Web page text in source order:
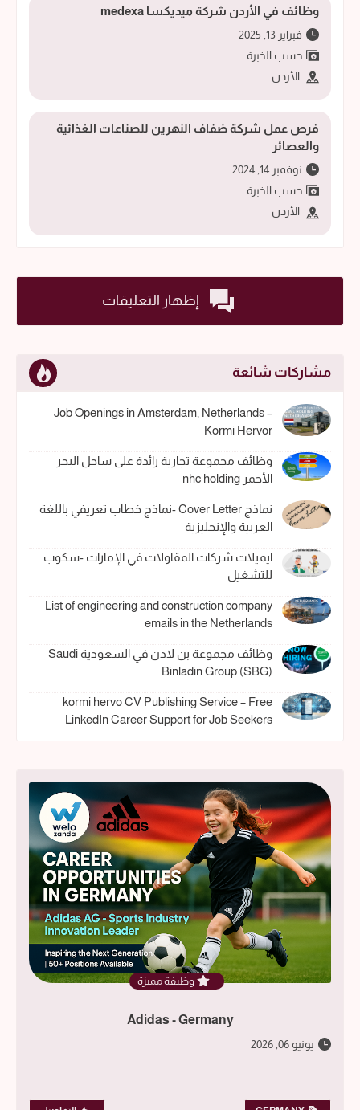
وظائف في الأردن شركة ميديكسا medexa
فبراير 13, 2025
حسب الخبرة
الأردن
فرص عمل شركة ضفاف النهرين للصناعات الغذائية
والعصائر
نوفمبر 14, 2024
حسب الخبرة
الأردن
إظهار التعليقات
مشاركات شائعة
Job Openings in Amsterdam, Netherlands –
Kormi Hervor
وظائف مجموعة تجارية رائدة على ساحل البحر
الأحمر nhc holding
نماذج Cover Letter -نماذج خطاب تعريفي باللغة
العربية والإنجليزية
ايميلات شركات المقاولات في الإمارات -سكوب
للتشغيل
List of engineering and construction company
emails in the Netherlands
وظائف مجموعة بن لادن في السعودية Saudi
Binladin Group (SBG)
kormi hervo CV Publishing Service – Free
LinkedIn Career Support for Job Seekers
وظيفة مميزة
Adidas - Germany
يونيو 06, 2026